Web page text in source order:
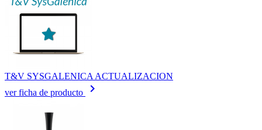
T&V SYSGALENICA ACTUALIZACION
ver ficha de producto
keyboard_arrow_right